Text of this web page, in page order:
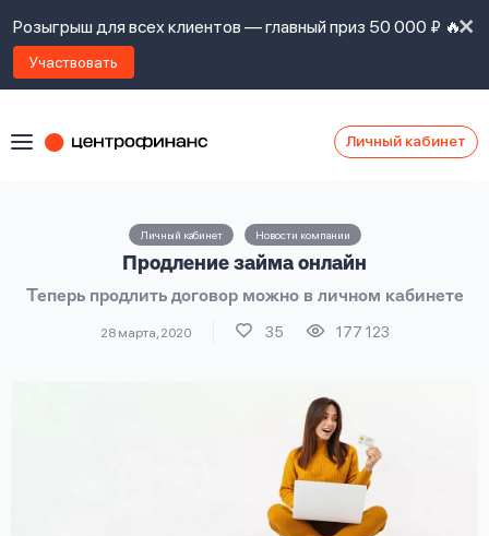
Розыгрыш для всех клиентов — главный приз 50 000 ₽ 🔥
Участвовать
Личный кабинет
Личный кабинет Новости компании
Продление займа онлайн
Теперь продлить договор можно в личном кабинете
28 марта, 2020 35 177 123
контакты
ознакомлен
предоставления
займов,